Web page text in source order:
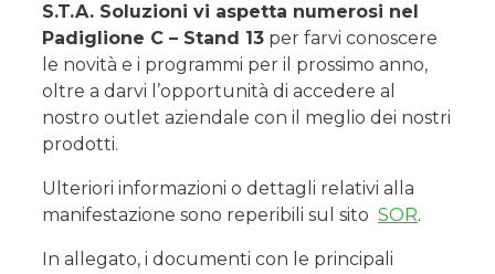
S.T.A. Soluzioni vi aspetta numerosi nel
Padiglione C – Stand 13 per farvi conoscere
le novità e i programmi per il prossimo anno,
oltre a darvi l’opportunità di accedere al
nostro outlet aziendale con il meglio dei nostri
prodotti.
Ulteriori informazioni o dettagli relativi alla
manifestazione sono reperibili sul sito SOR.
In allegato, i documenti con le principali